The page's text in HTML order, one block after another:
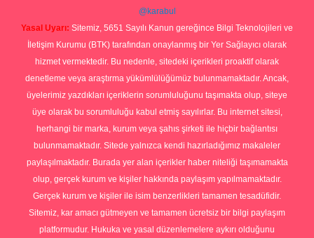
@karabul
Yasal Uyarı: Sitemiz, 5651 Sayılı Kanun gereğince Bilgi Teknolojileri ve
İletişim Kurumu (BTK) tarafından onaylanmış bir Yer Sağlayıcı olarak
hizmet vermektedir. Bu nedenle, sitedeki içerikleri proaktif olarak
denetleme veya araştırma yükümlülüğümüz bulunmamaktadır. Ancak,
üyelerimiz yazdıkları içeriklerin sorumluluğunu taşımakta olup, siteye
üye olarak bu sorumluluğu kabul etmiş sayılırlar. Bu internet sitesi,
herhangi bir marka, kurum veya şahıs şirketi ile hiçbir bağlantısı
bulunmamaktadır. Sitede yalnızca kendi hazırladığımız makaleler
paylaşılmaktadır. Burada yer alan içerikler haber niteliği taşımamakta
olup, gerçek kurum ve kişiler hakkında paylaşım yapılmamaktadır.
Gerçek kurum ve kişiler ile isim benzerlikleri tamamen tesadüfidir.
Sitemiz, kar amacı gütmeyen ve tamamen ücretsiz bir bilgi paylaşım
platformudur. Hukuka ve yasal düzenlemelere aykırı olduğunu